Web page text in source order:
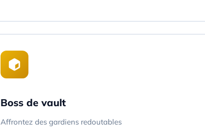
Boss de vault
Affrontez des gardiens redoutables